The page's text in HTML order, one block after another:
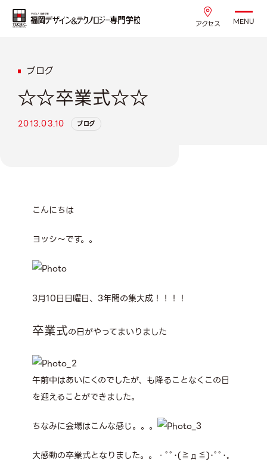
アクセス MENU
ブログ
☆☆卒業式☆☆
2013.03.10 ブログ
こんにちは
ヨッシ～です。。
3月10日日曜日、3年間の集大成！！！！
卒業式の日がやってまいりました
午前中はあいにくのでしたが、も降ることなくこの日
を迎えることができました。
ちなみに会場はこんな感じ。。。
大感動の卒業式となりました。。・ﾟﾟ･(≧д≦)･ﾟﾟ･｡